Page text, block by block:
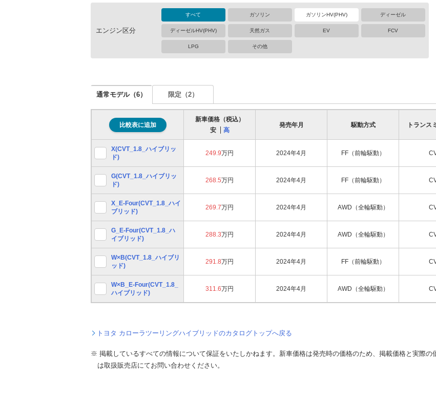
エンジン区分
すべて ガソリン ガソリンHV(PHV) ディーゼル
ディーゼルHV(PHV) 天然ガス EV FCV
LPG その他
通常モデル（6） 限定（2）
比較表に追加
新車価格（税込）
安
高
発売年月 駆動方式 トランス
X(CVT_1.8_ハイブリッ
ド)
249.9万円 2024年4月 FF（前輪駆動）
G(CVT_1.8_ハイブリッ
ド)
268.5万円 2024年4月 FF（前輪駆動）
X_E-Four(CVT_1.8_ハイ
ブリッド)
269.7万円 2024年4月 AWD（全輪駆動）
G_E-Four(CVT_1.8_ハ
イブリッド)
288.3万円 2024年4月 AWD（全輪駆動）
W×B(CVT_1.8_ハイブリ
ッド)
291.8万円 2024年4月 FF（前輪駆動）
W×B_E-Four(CVT_1.8_
ハイブリッド)
311.6万円 2024年4月 AWD（全輪駆動）
トヨタ カローラツーリングハイブリッドのカタログトップへ戻る
※ 掲載しているすべての情報について保証をいたしかねます。新車価格は発売時の価格のため、掲載価格と実際
は取扱販売店にてお問い合わせください。